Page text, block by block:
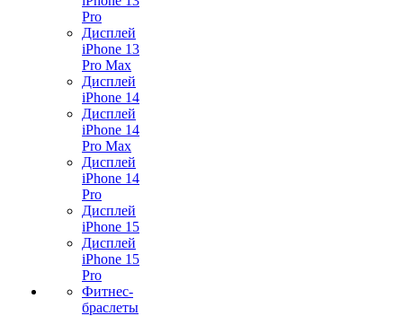
Pro
Дисплей
iPhone 13
Pro Max
Дисплей
iPhone 14
Дисплей
iPhone 14
Pro Max
Дисплей
iPhone 14
Pro
Дисплей
iPhone 15
Дисплей
iPhone 15
Pro
Фитнес-
браслеты